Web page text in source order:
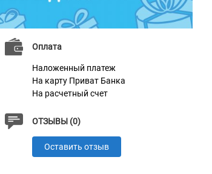
Оплата
Наложенный платеж
На карту Приват Банка
На расчетный счет
ОТЗЫВЫ (0)
Оставить отзыв